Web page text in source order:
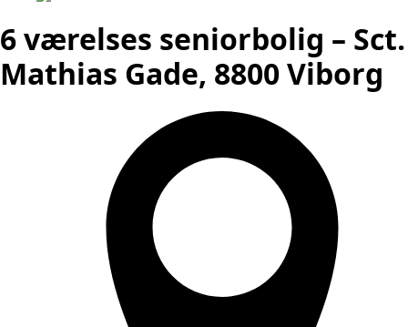
6 værelses seniorbolig – Sct.
Mathias Gade, 8800 Viborg